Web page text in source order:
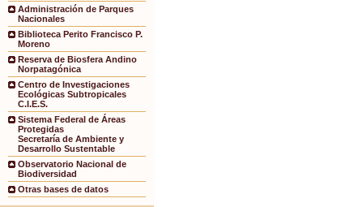
Administración de Parques
Nacionales
Biblioteca Perito Francisco P.
Moreno
Reserva de Biosfera Andino
Norpatagónica
Centro de Investigaciones
Ecológicas Subtropicales
C.I.E.S.
Sistema Federal de Áreas
Protegidas
Secretaría de Ambiente y
Desarrollo Sustentable
Observatorio Nacional de
Biodiversidad
Otras bases de datos